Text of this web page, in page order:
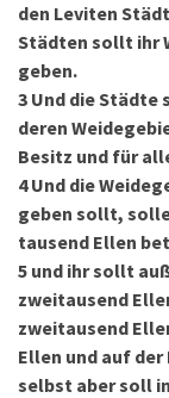
den Leviten
Städten sollt ihr
geben.
3 Und die Städte
deren
Besitz und für
4 Und die
geben sollt,
tausend Ellen
5 und ihr sollt
zweitausend
zweitausend
Ellen und auf
selbst aber soll